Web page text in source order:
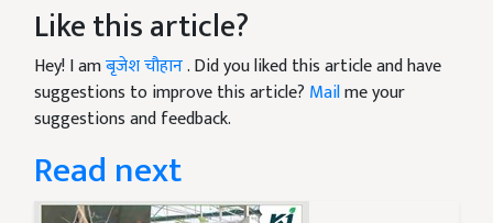
Like this article?
Hey! I amबृजेश चौहान. Did you liked this article and have
suggestions to improve this article? Mailme your
suggestions and feedback.
Read next